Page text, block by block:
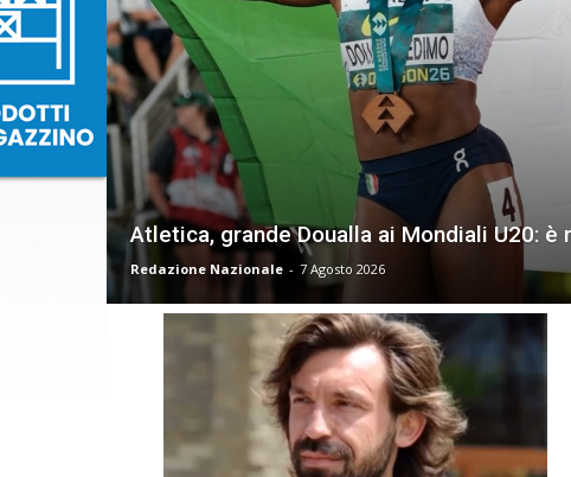
Atletica, grande Doualla ai Mondiali U20: è
Redazione Nazionale - 7 Agosto 2026